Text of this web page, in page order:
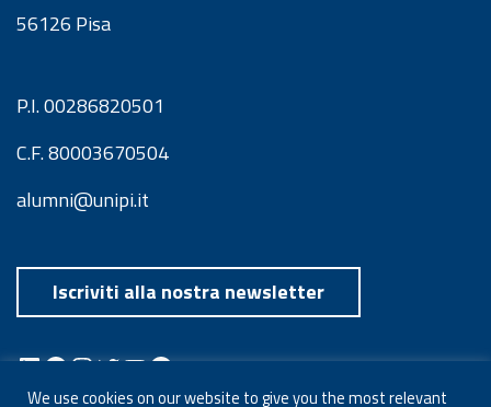
56126 Pisa
P.I. 00286820501
C.F. 80003670504
alumni@unipi.it
Iscriviti alla nostra newsletter
LinkedIn Facebook InstagramTwitter YouTube Spotify Telegram
We use cookies on our website to give you the most relevant